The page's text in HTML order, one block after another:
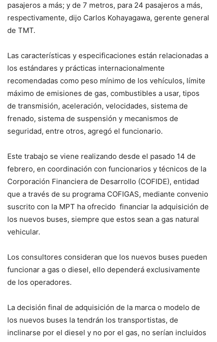
pasajeros a más; y de 7 metros, para 24 pasajeros a más,
respectivamente, dijo Carlos Kohayagawa, gerente general
de TMT.
Las características y especificaciones están relacionadas a
los estándares y prácticas internacionalmente
recomendadas como peso mínimo de los vehículos, límite
máximo de emisiones de gas, combustibles a usar, tipos
de transmisión, aceleración, velocidades, sistema de
frenado, sistema de suspensión y mecanismos de
seguridad, entre otros, agregó el funcionario.
Este trabajo se viene realizando desde el pasado 14 de
febrero, en coordinación con funcionarios y técnicos de la
Corporación Financiera de Desarrollo (COFIDE), entidad
que a través de su programa COFIGAS, mediante convenio
suscrito con la MPT ha ofrecido financiar la adquisición de
los nuevos buses, siempre que estos sean a gas natural
vehicular.
Los consultores consideran que los nuevos buses pueden
funcionar a gas o diesel, ello dependerá exclusivamente
de los operadores.
La decisión final de adquisición de la marca o modelo de
los nuevos buses la tendrán los transportistas, de
inclinarse por el diesel y no por el gas, no serían incluidos